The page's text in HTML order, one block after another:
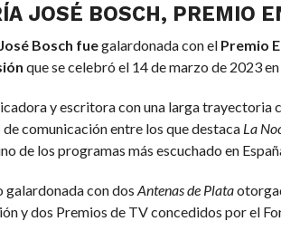
JOSÉ BOSCH, PREMIO
Bosch fuegalardonada con el Premio
que se celebró el 14 de marzo de 2023
y escritora con una larga trayectoria
comunicación entre los que destaca La
de los programas más escuchado en
galardonada con dos Antenas de Plata
y dos Premios de TV concedidos por el